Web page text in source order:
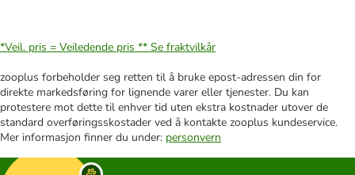
*Veil. pris = Veiledende pris ** Se fraktvilkår
zooplus forbeholder seg retten til å bruke epost-adressen din for
direkte markedsføring for lignende varer eller tjenester. Du kan
protestere mot dette til enhver tid uten ekstra kostnader utover de
standard overføringsskostader ved å kontakte zooplus kundeservice.
Mer informasjon finner du under: personvern